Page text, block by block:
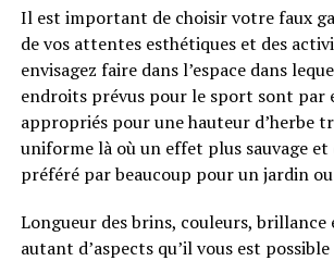
Il est important de choisir votre faux
de vos attentes esthétiques et des
envisagez faire dans l’espace dans
endroits prévus pour le sport sont par
appropriés pour une hauteur d’herbe
uniforme là où un effet plus sauvage et
préféré par beaucoup pour un jardin
Longueur des brins, couleurs, brillance
autant d’aspects qu’il vous est